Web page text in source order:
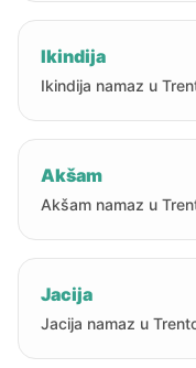
Ikindija
Ikindija namaz u
Akšam
Akšam namaz u
Jacija
Jacija namaz u